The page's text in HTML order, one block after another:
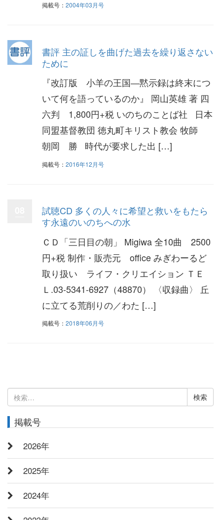
掲載号： 2004年03月号
書評 主の証しを曲げた過去を繰り返さない
ために
『改訂版 小羊の王国―黙示録は終末につ
いて何を語っているのか』 岡山英雄 著 四
六判 1,800円+税 いのちのことば社 日本
同盟基督教団 徳丸町キリスト教会 牧師
朝岡 勝 時代が要求した出 […]
掲載号： 2016年12月号
試聴CD 多くの人々に希望と救いをもたら
す永遠のいのちへの水
ＣＤ「三日目の朝」 Migiwa 全10曲 2500
円+税 制作・販売元 office みぎわーるど
取り扱い ライフ・クリエイション ＴＥ
Ｌ.03-5341-6927（48870） 〈収録曲〉 丘
に立てる荒削りの／わた […]
掲載号： 2018年06月号
検
索:
掲載号
2026年
2025年
2024年